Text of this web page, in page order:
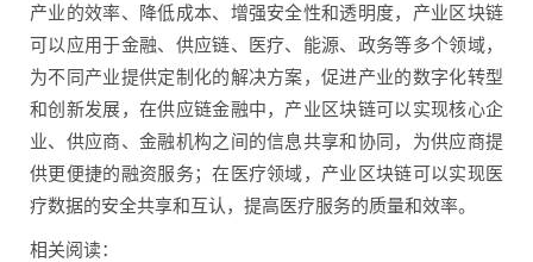
产业的效率、降低成本、增强安全性和透明度，产业区块链
可以应用于金融、供应链、医疗、能源、政务等多个领域，
为不同产业提供定制化的解决方案，促进产业的数字化转型
和创新发展，在供应链金融中，产业区块链可以实现核心企
业、供应商、金融机构之间的信息共享和协同，为供应商提
供更便捷的融资服务；在医疗领域，产业区块链可以实现医
疗数据的安全共享和互认，提高医疗服务的质量和效率。
相关阅读：